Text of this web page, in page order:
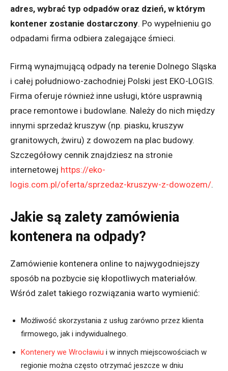
adres, wybrać typ odpadów oraz dzień, w którym
kontener zostanie dostarczony. Po wypełnieniu go
odpadami firma odbiera zalegające śmieci.
Firmą wynajmującą odpady na terenie Dolnego Sląska
i całej południowo-zachodniej Polski jest EKO-LOGIS.
Firma oferuje również inne usługi, które usprawnią
prace remontowe i budowlane. Należy do nich między
innymi sprzedaż kruszyw (np. piasku, kruszyw
granitowych, żwiru) z dowozem na plac budowy.
Szczegółowy cennik znajdziesz na stronie
internetowej https://eko-
logis.com.pl/oferta/sprzedaz-kruszyw-z-dowozem/.
Jakie są zalety zamówienia
kontenera na odpady?
Zamówienie kontenera online to najwygodniejszy
sposób na pozbycie się kłopotliwych materiałów.
Wśród zalet takiego rozwiązania warto wymienić:
Możliwość skorzystania z usług zarówno przez klienta
firmowego, jak i indywidualnego.
Kontenery we Wrocławiu i w innych miejscowościach w
regionie można często otrzymać jeszcze w dniu